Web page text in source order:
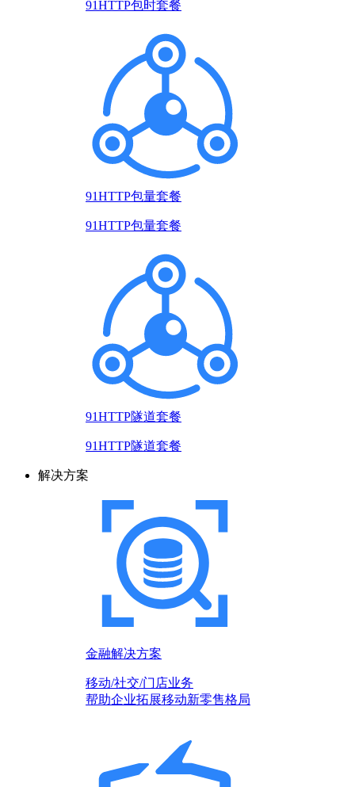
91HTTP包时套餐
91HTTP包量套餐
91HTTP包量套餐
91HTTP隧道套餐
91HTTP隧道套餐
解决方案
金融解决方案
移动/社交/门店业务
帮助企业拓展移动新零售格局